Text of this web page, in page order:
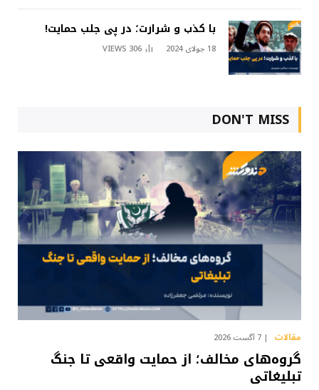
با کذب و شرارت؛ در پی جلب حمایت!
18 جولای 2024 306
VIEWS
DON'T MISS
مقالات 7 آگست 2026
گروه‌های مخالف؛ از حمایت واقعی تا جنگ
تبلیغاتی